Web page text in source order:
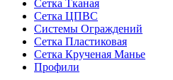
Сетка Тканая
Сетка ЦПВС
Системы Ограждений
Сетка Пластиковая
Сетка Крученая Манье
Профили